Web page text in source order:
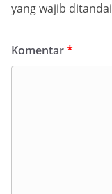
yang wajib ditandai
Komentar*